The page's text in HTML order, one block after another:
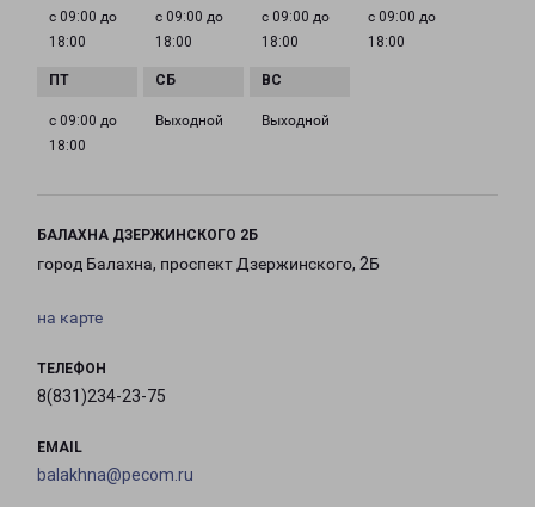
с 09:00 до
18:00
с 09:00 до
18:00
с 09:00 до
18:00
с 09:00 до
18:00
с 09:00 до
18:00
Выходной Выходной
БАЛАХНА ДЗЕРЖИНСКОГО 2Б
город Балахна, проспект Дзержинского, 2Б
на карте
ТЕЛЕФОН
8(831)234-23-75
EMAIL
balakhna@pecom.ru